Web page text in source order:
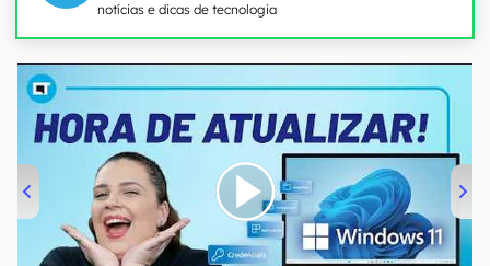
notícias e dicas de tecnologia